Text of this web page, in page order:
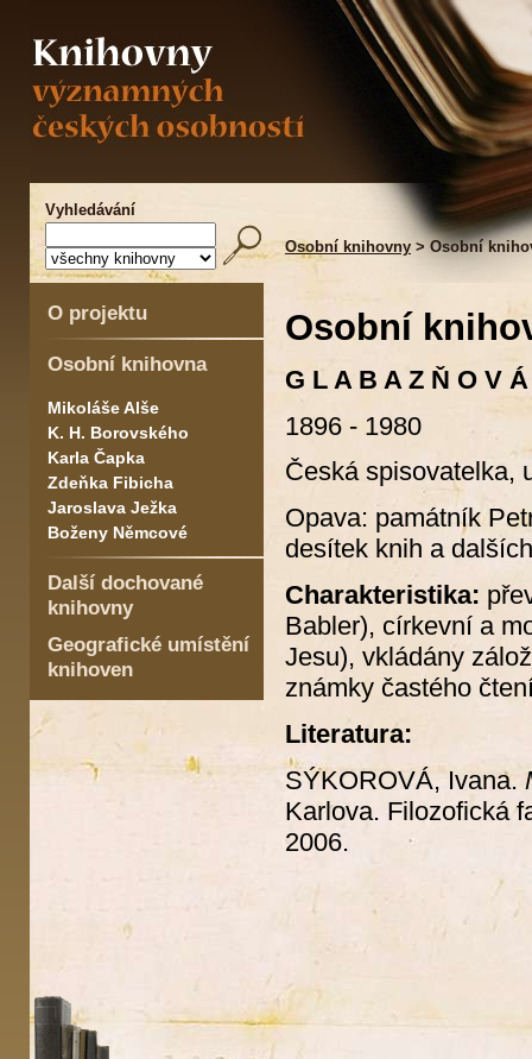
Vyhledávání
Osobní knihovny > Osobní
O projektu
Osobní knihovna
Mikoláše Alše
K. H. Borovského
Karla Čapka
Zdeňka Fibicha
Jaroslava Ježka
Boženy Němcové
Další dochované
knihovny
Geografické umístění
knihoven
Osobní
G L A B A Z Ň O V
1896 - 1980
Česká spisovatelka,
Opava: památník
desítek knih a
Charakteristika:
Babler), církevní a
Jesu), vkládány
známky častého
Literatura:
SÝKOROVÁ, Ivana.
Karlova. Filozofická
2006.